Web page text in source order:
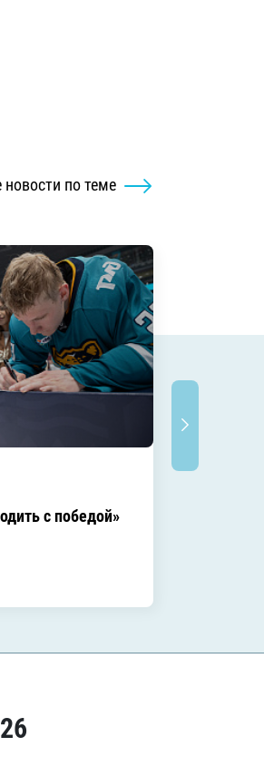
по теме
с победой»